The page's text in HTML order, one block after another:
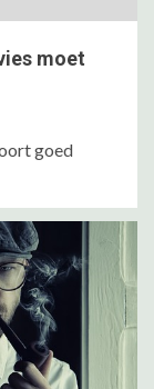
moet
goed